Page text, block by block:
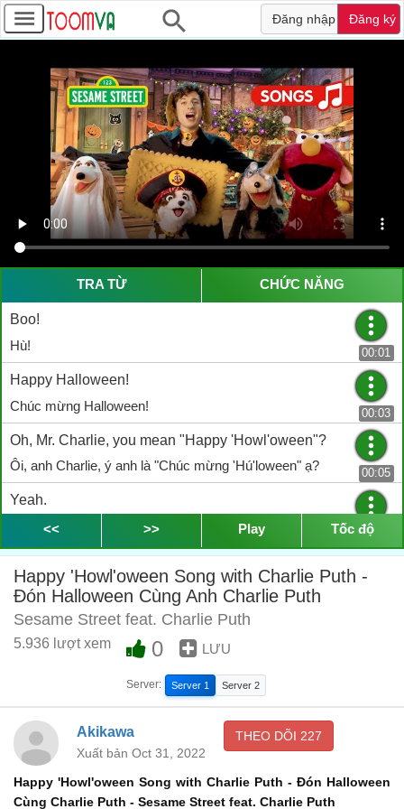
Đăng nhập Đăng ký
TRA TỪ CHỨC NĂNG
Boo!
Hù!
00:01
Happy Halloween!
Chúc mừng Halloween!
00:03
Oh, Mr. Charlie, you mean "Happy 'Howl'oween"?
Ôi, anh Charlie, ý anh là "Chúc mừng 'Hú'loween" ạ?
00:05
Yeah.
Đúng rồi.
00:10
Elmo's really excited to take Tango trick or treating,
Elmo rất háo hức đưa Tango đi chơi Cho Kẹo Hay Bị Ghẹo anh ạ,
but, hmm, what should Tango dress up as?
nhưng mà... Tango nên hoá trang thành gì bây giờ?
Well, Tango, you can be anything you want for Halloween.
Halloween thì Tango cứ hoá trang thành gì mà em thích thôi.
♪ It's Halloween ♪
♪ Halloween đến rồi ♪
♪ We want to dress up with you ♪
<< >> Play Tốc độ
Happy 'Howl'oween Song with Charlie Puth -
Đón Halloween Cùng Anh Charlie Puth
Sesame Street feat. Charlie Puth
5.936 lượt xem 0 LƯU
Server: Server 1 Server 2
Akikawa
Xuất bản Oct 31, 2022
THEO DÕI 227
Happy 'Howl'oween Song with Charlie Puth - Đón Halloween
Cùng Charlie Puth - Sesame Street feat. Charlie Puth